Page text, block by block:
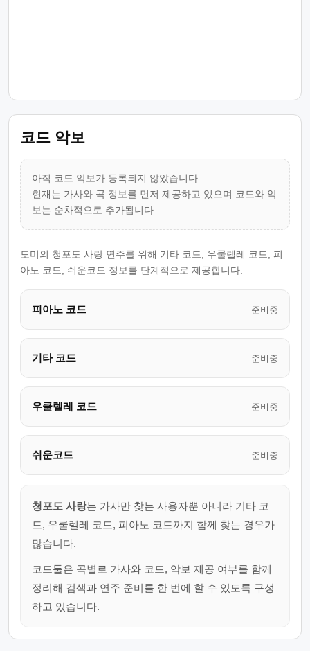
코드 악보
아직 코드 악보가 등록되지 않았습니다.
현재는 가사와 곡 정보를 먼저 제공하고 있으며 코드와 악
보는 순차적으로 추가됩니다.
도미의 청포도 사랑 연주를 위해 기타 코드, 우쿨렐레 코드, 피
아노 코드, 쉬운코드 정보를 단계적으로 제공합니다.
피아노 코드 준비중
기타 코드 준비중
우쿨렐레 코드 준비중
쉬운코드 준비중
청포도 사랑는 가사만 찾는 사용자뿐 아니라 기타 코
드, 우쿨렐레 코드, 피아노 코드까지 함께 찾는 경우가
많습니다.
코드툴은 곡별로 가사와 코드, 악보 제공 여부를 함께
정리해 검색과 연주 준비를 한 번에 할 수 있도록 구성
하고 있습니다.